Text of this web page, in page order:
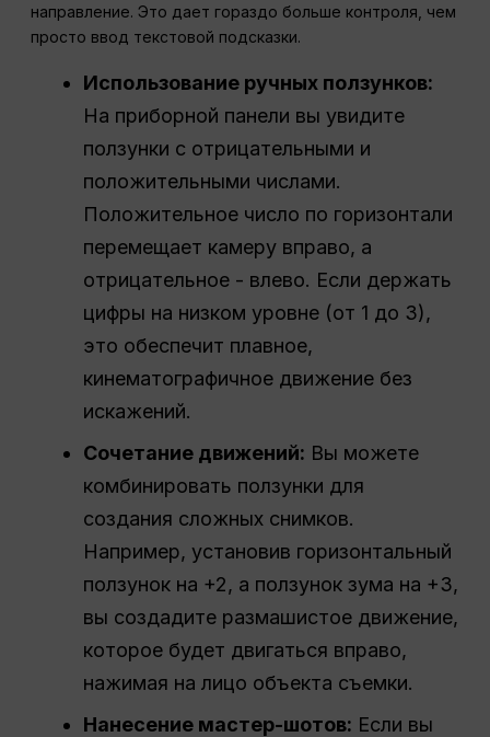
направление. Это дает гораздо больше контроля, чем
просто ввод текстовой подсказки.
Использование ручных ползунков:
На приборной панели вы увидите
ползунки с отрицательными и
положительными числами.
Положительное число по горизонтали
перемещает камеру вправо, а
отрицательное - влево. Если держать
цифры на низком уровне (от 1 до 3),
это обеспечит плавное,
кинематографичное движение без
искажений.
Сочетание движений: Вы можете
комбинировать ползунки для
создания сложных снимков.
Например, установив горизонтальный
ползунок на +2, а ползунок зума на +3,
вы создадите размашистое движение,
которое будет двигаться вправо,
нажимая на лицо объекта съемки.
Нанесение мастер-шотов: Если вы